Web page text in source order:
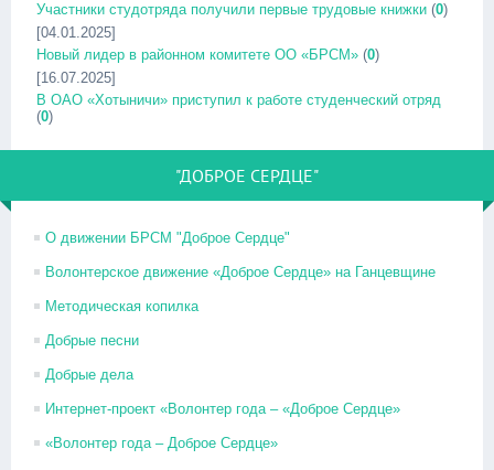
Участники студотряда получили первые трудовые книжки (0)
[04.01.2025]
Новый лидер в районном комитете ОО «БРСМ» (0)
[16.07.2025]
В ОАО «Хотыничи» приступил к работе студенческий отряд
(0)
"ДОБРОЕ СЕРДЦЕ"
О движении БРСМ "Доброе Сердце"
Волонтерское движение «Доброе Сердце» на Ганцевщине
Методическая копилка
Добрые песни
Добрые дела
Интернет-проект «Волонтер года – «Доброе Сердце»
«Волонтер года – Доброе Сердце»